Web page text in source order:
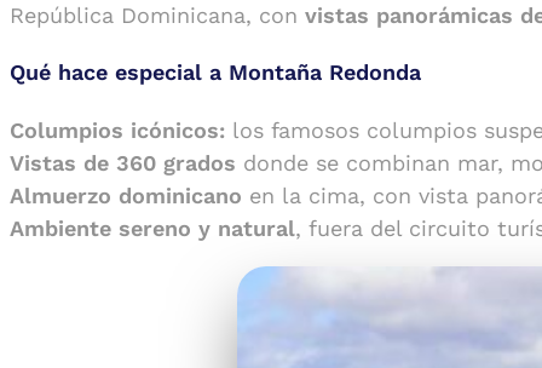
República Dominicana, con vistas panorámicas
Qué hace especial a Montaña Redonda
Columpios icónicos: los famosos columpios
Vistas de 360 grados donde se combinan mar,
Almuerzo dominicano en la cima, con vista
Ambiente sereno y natural, fuera del circuito